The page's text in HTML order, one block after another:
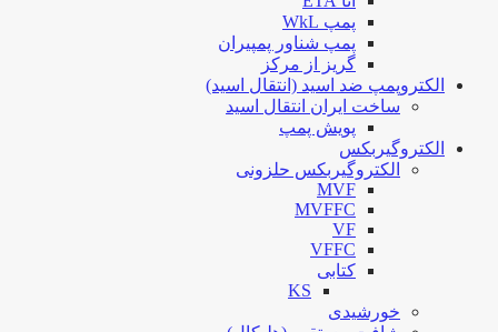
پمپ WkL
پمپ شناور پمپیران
گریز از مرکز
الکتروپمپ ضد اسید (انتقال اسید)
ساخت ایران انتقال اسید
پویش پمپ
الکتروگیربکس
الکتروگیربکس حلزونی
MVF
MVFFC
VF
VFFC
کتابی
KS
خورشیدی